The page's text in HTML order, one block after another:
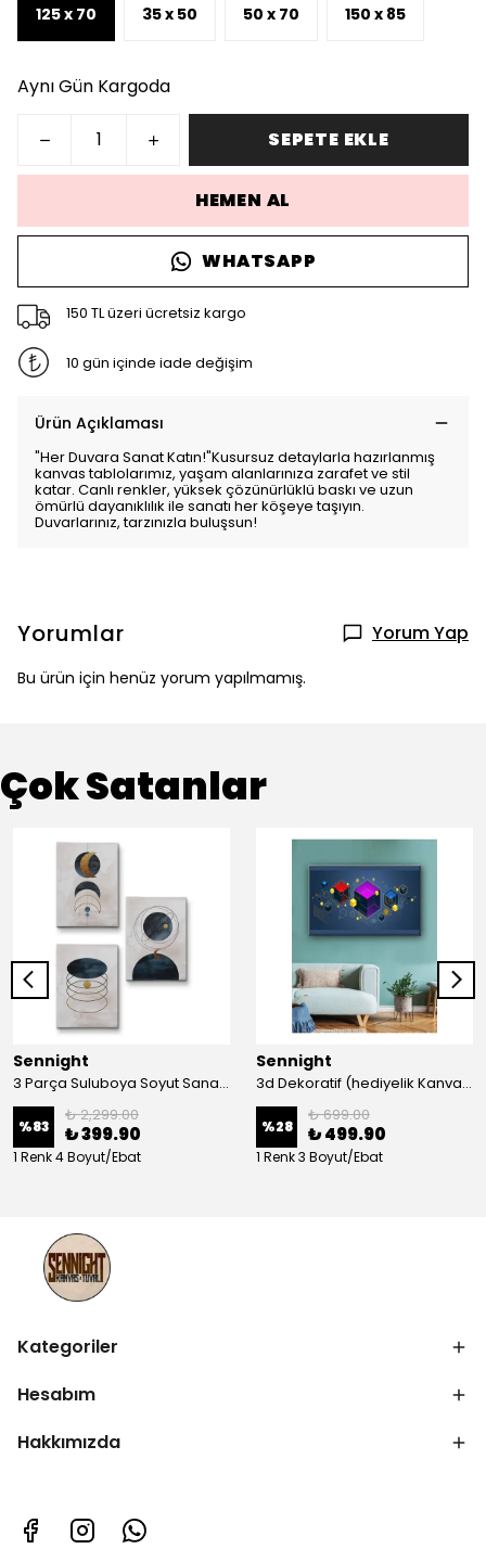
125 x 70 35 x 50 50 x 70 150 x 85
Aynı Gün Kargoda
SEPETE EKLE
HEMEN AL
WHATSAPP
150 TL üzeri ücretsiz kargo
10 gün içinde iade değişim
Ürün Açıklaması
"Her Duvara Sanat Katın!"Kusursuz detaylarla hazırlanmış
kanvas tablolarımız, yaşam alanlarınıza zarafet ve stil
katar. Canlı renkler, yüksek çözünürlüklü baskı ve uzun
ömürlü dayanıklılık ile sanatı her köşeye taşıyın.
Duvarlarınız, tarzınızla buluşsun!
Yorumlar Yorum Yap
Bu ürün için henüz yorum yapılmamış.
Çok Satanlar
Sennight
3 Parça Suluboya Soyut Sanat Koleksiyonu Dekoratif Kanvas Tablo
%83
₺ 2,299.00
₺ 399.90
1 Renk 4 Boyut/Ebat
Sennight
3d Dekoratif (hediyelik Kanvas Tablo)
%28
₺ 699.00
₺ 499.90
1 Renk 3 Boyut/Ebat
Kategoriler
Hesabım
Hakkımızda